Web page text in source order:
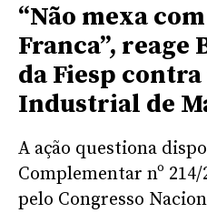
“Não mexa
Franca”, reage
da Fiesp contra
Industrial de
A ação questiona
Complementar nº
pelo Congresso